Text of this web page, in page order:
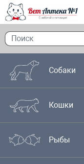
Собаки
Кошки
Рыбы